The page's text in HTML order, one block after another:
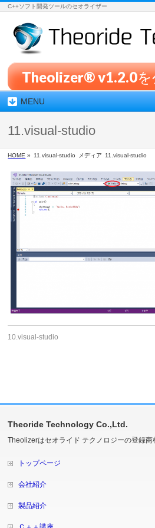
C++ソフト開発ツールのセオライザー
Theolizer® v1.2.0
MENU
11.visual-studio
HOME » 11.visual-studio メディア 11.visual-studio
10.visual-studio
Theoride Technology Co.,Ltd.
Theolizerはセオライド テクノロジーの登録商
トップページ
会社紹介
製品紹介